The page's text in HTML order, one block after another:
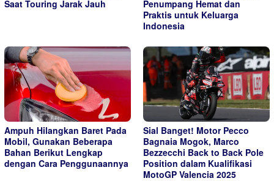
Saat Touring Jarak Jauh
Penumpang Hemat dan
Praktis untuk Keluarga
Indonesia
Ampuh Hilangkan Baret Pada
Mobil, Gunakan Beberapa
Bahan Berikut Lengkap
dengan Cara Penggunaannya
Sial Banget! Motor Pecco
Bagnaia Mogok, Marco
Bezzecchi Back to Back Pole
Position dalam Kualifikasi
MotoGP Valencia 2025